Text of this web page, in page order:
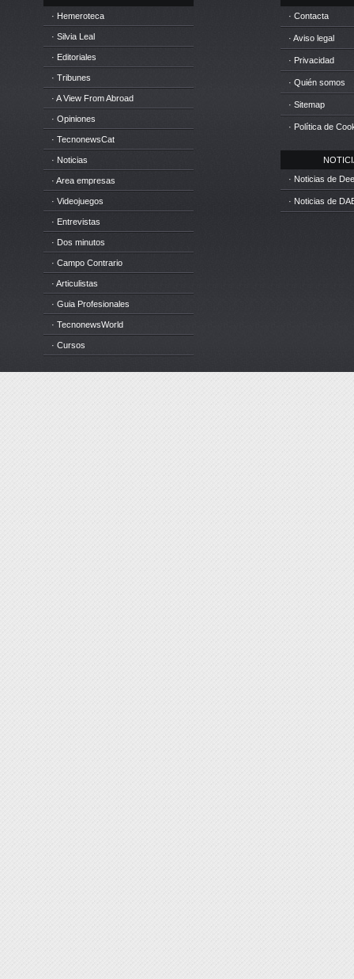
· Hemeroteca
· Silvia Leal
· Editoriales
· Tribunes
· A View From Abroad
· Opiniones
· TecnonewsCat
· Noticias
· Area empresas
· Videojuegos
· Entrevistas
· Dos minutos
· Campo Contrario
· Articulistas
· Guia Profesionales
· TecnonewsWorld
· Cursos
· Contacta
· Aviso legal
· Privacidad
· Quién somos
· Sitemap
· Política de
· Noticias de
· Noticias de